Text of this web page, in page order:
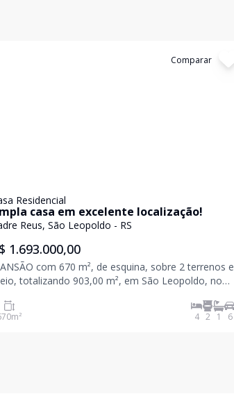
Comparar
Residencial
casa em excelente localização!
Reus, São Leopoldo - RS
1.693.000,00
com 670 m², de esquina, sobre 2 terrenos e
totalizando 903,00 m², em São Leopoldo, no
4 dormitórios, sendo uma suíte máster com
e closet, além de outra ampla suíte e
m² 4 2 1 6